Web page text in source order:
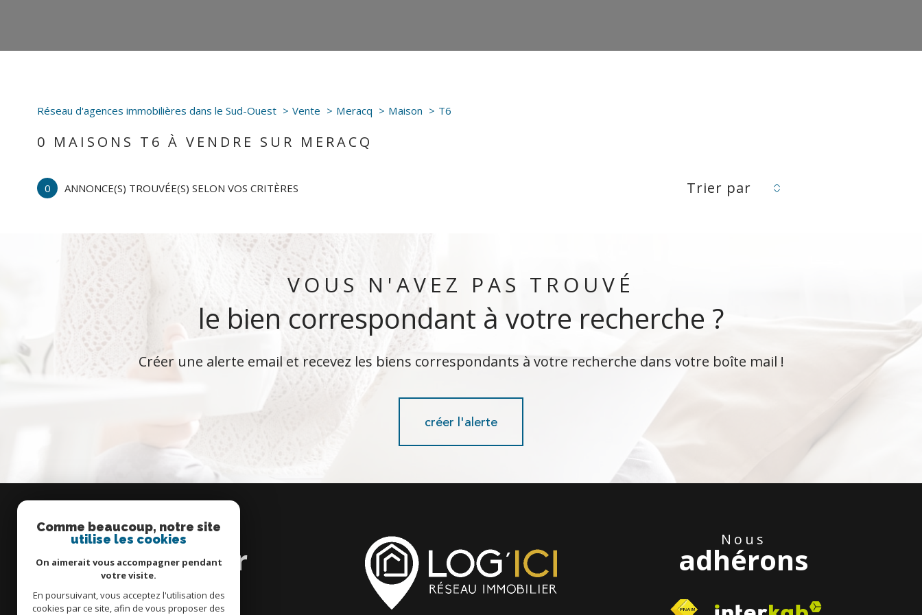
Réseau d'agences immobilières dans le Sud-Ouest Vente Meracq Maison T6
0 MAISONS T6 À VENDRE SUR MERACQ
0 ANNONCE(S) TROUVÉE(S) SELON VOS CRITÈRES Trier par
VOUS N'AVEZ PAS TROUVÉ
le bien correspondant à votre recherche ?
Créer une alerte email et recevez les biens correspondants à votre recherche dans votre boîte mail !
créer l'alerte
Se
connecter
Nous
adhérons
Comme beaucoup, notre site
utilise les cookies
On aimerait vous accompagner pendant
votre visite.
En poursuivant, vous acceptez l'utilisation des
cookies par ce site, afin de vous proposer des